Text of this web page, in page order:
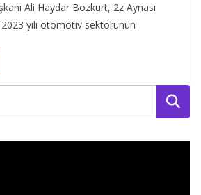
Ali Haydar Bozkurt, 2z Aynası
yılı otomotiv sektörünün
Ara